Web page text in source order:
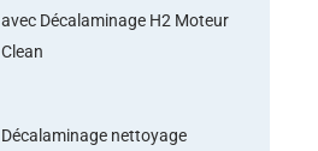
avec Décalaminage H2 Moteur
Clean
Décalaminage nettoyage